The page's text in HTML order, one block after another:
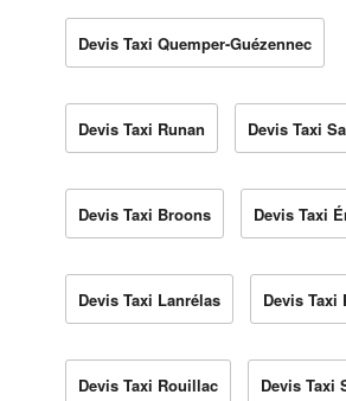
Devis Taxi Quemper-Guézennec
Devis Taxi Runan Devis Taxi
Devis Taxi Broons Devis Taxi
Devis Taxi Lanrélas Devis Taxi
Devis Taxi Rouillac Devis Taxi